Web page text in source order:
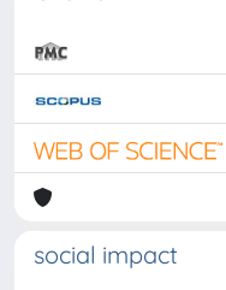
social impact